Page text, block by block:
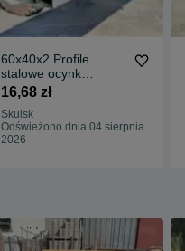
60x40x2 Profile
stalowe ocynk
zamknięte rury łaty
ogrodzenie słupy
16,68 zł
Skulsk
Odświeżono dnia 04 sierpnia
2026